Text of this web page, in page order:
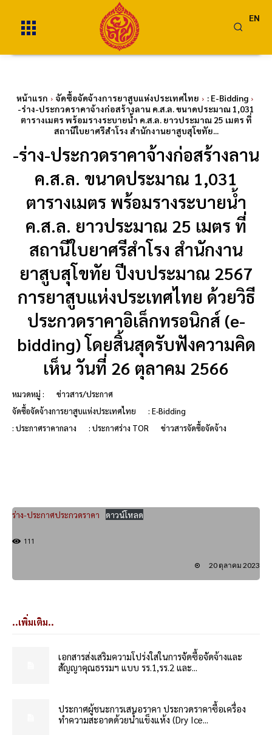
EN
หน้าแรก จัดซื้อจัดจ้างการยาสูบแห่งประเทศไทย
: E-Bidding
-ร่าง-ประกวดราคาจ้างก่อสร้างลาน ค.ส.ล. ขนาดประมาณ 1,031
ตารางเมตร พร้อมรางระบายน้ำ ค.ส.ล. ยาวประมาณ 25 เมตร ที่
สถานีใบยาศรีสำโรง สำนักงานยาสูบสุโขทัย...
-ร่าง-ประกวดราคาจ้างก่อสร้างลาน
ค.ส.ล. ขนาดประมาณ 1,031
ตารางเมตร พร้อมรางระบายน้ำ
ค.ส.ล. ยาวประมาณ 25 เมตร ที่
สถานีใบยาศรีสำโรง สำนักงาน
ยาสูบสุโขทัย ปีงบประมาณ 2567
การยาสูบแห่งประเทศไทย ด้วยวิธี
ประกวดราคาอิเล็กทรอนิกส์ (e-
bidding) โดยสิ้นสุดรับฟังความคิด
เห็น วันที่ 26 ตุลาคม 2566
หมวดหมู่ :
ข่าวสาร/ประกาศ
จัดซื้อจัดจ้างการยาสูบแห่งประเทศไทย
: E-Bidding
: ประกาศราคากลาง
: ประกาศร่าง TOR ข่าวสารจัดซื้อจัดจ้าง
ร่าง-ประกาศประกวดราคา ดาวน์โหลด
111
20 ตุลาคม 2023
..เพิ่มเติม..
เอกสารส่งเสริมความโปร่งใสในการจัดซื้อจัดจ้างและ
สัญญาคุณธรรมฯ แบบ รร.1,รร.2 และ...
ประกาศผู้ชนะการเสนอราคา ประกวดราคาซื้อเครื่อง
ทำความสะอาดด้วยน้ำแข็งแห้ง (Dry Ice...